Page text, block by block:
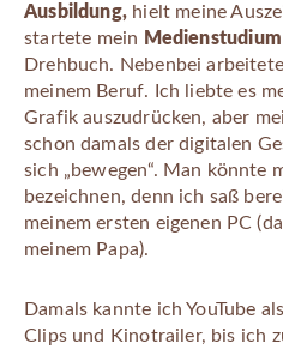
Ausbildung,hielt meine
startete mein Medienstudium
Drehbuch. Nebenbei
meinem Beruf. Ich liebte es
Grafik auszudrücken, aber
schon damals der digitalen
sich „bewegen“. Man könnte
bezeichnen, denn ich saß
meinem ersten eigenen PC
meinem Papa).
Damals kannte ich YouTube
Clips und Kinotrailer, bis ich